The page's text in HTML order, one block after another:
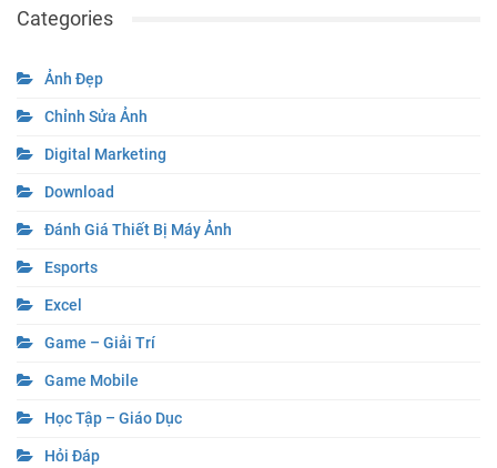
Categories
Ảnh Đẹp
Chỉnh Sửa Ảnh
Digital Marketing
Download
Đánh Giá Thiết Bị Máy Ảnh
Esports
Excel
Game – Giải Trí
Game Mobile
Học Tập – Giáo Dục
Hỏi Đáp